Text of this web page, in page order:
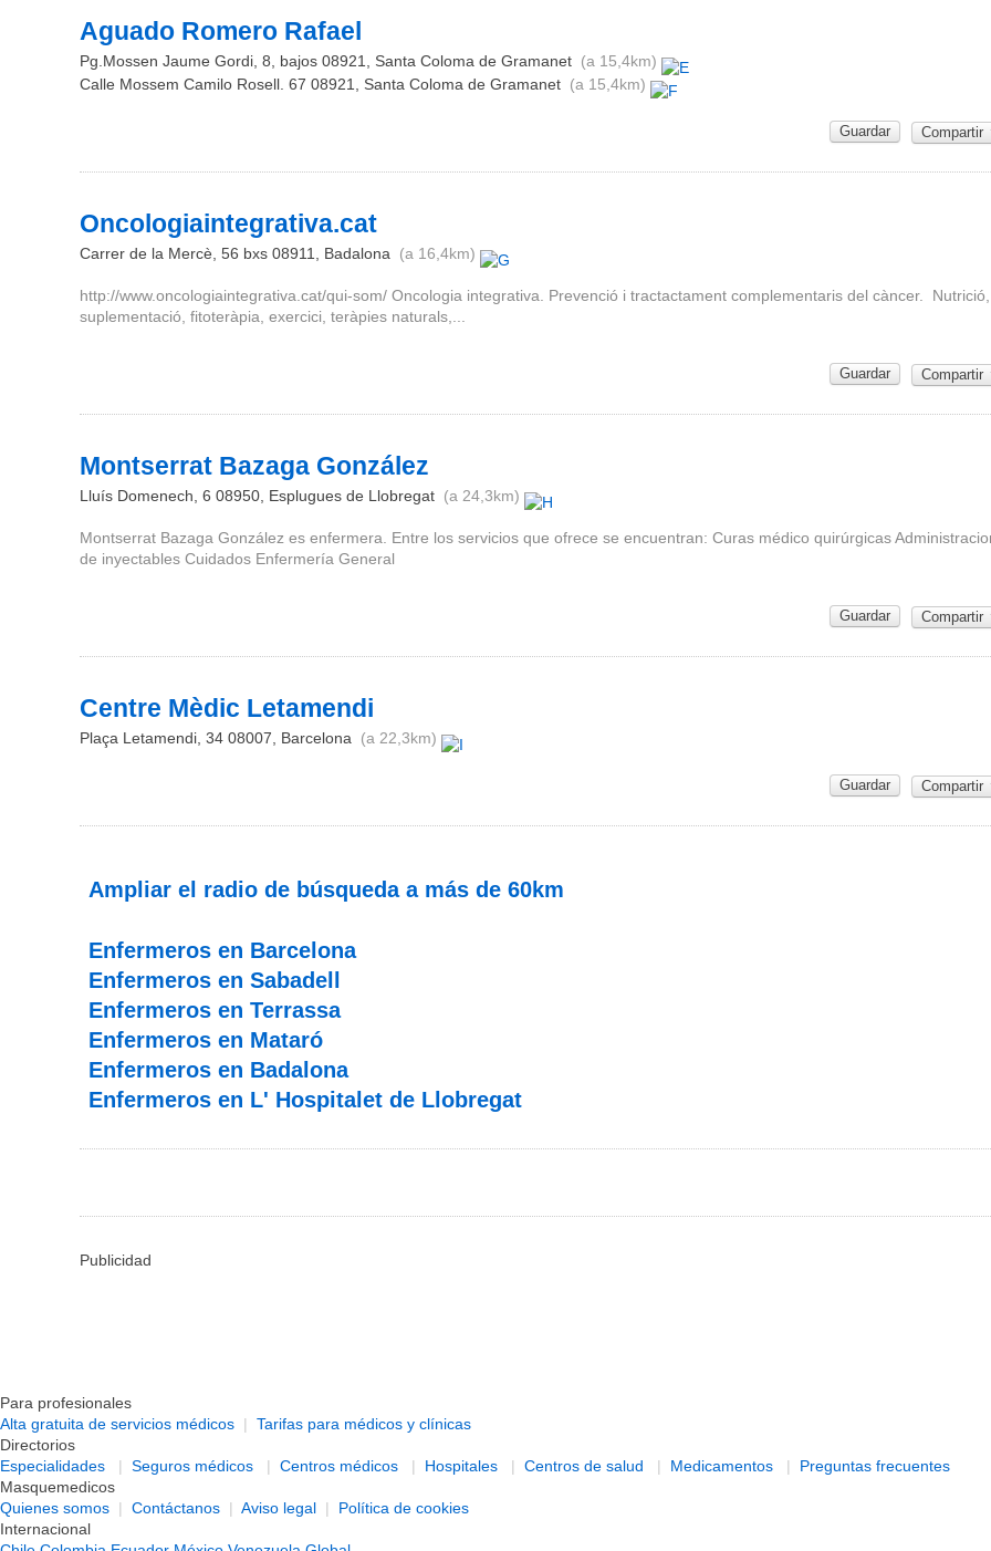
Aguado Romero Rafael
Pg.Mossen Jaume Gordi, 8, bajos 08921 Santa Coloma de Gramanet (a 15,4km)
Calle Mossem Camilo Rosell. 67 08921 Santa Coloma de Gramanet (a 15,4km)
Guardar Compartir
Oncologiaintegrativa.cat
Carrer de la Mercè, 56 bxs 08911 Badalona (a 16,4km)
http://www.oncologiaintegrativa.cat/qui-som/ Oncologia integrativa. Prevenció i tractactament complementaris del càncer. Nutrició,
suplementació, fitoteràpia, exercici, teràpies naturals,...
Guardar Compartir
Montserrat Bazaga González
Lluís Domenech, 6 08950 Esplugues de Llobregat (a 24,3km)
Montserrat Bazaga González es enfermera. Entre los servicios que ofrece se encuentran: Curas médico quirúrgicas
de inyectables Cuidados Enfermería General
Guardar Compartir
Centre Mèdic Letamendi
Plaça Letamendi, 34 08007 Barcelona (a 22,3km)
Guardar Compartir
Ampliar el radio de búsqueda a más de 60km
Enfermeros en Barcelona
Enfermeros en Sabadell
Enfermeros en Terrassa
Enfermeros en Mataró
Enfermeros en Badalona
Enfermeros en L' Hospitalet de Llobregat
Publicidad
Para profesionales
Alta gratuita de servicios médicos |
Tarifas para médicos y clínicas
Directorios
Especialidades
| Seguros médicos | Centros médicos | Hospitales | Centros de salud | Medicamentos |
Preguntas frecuentes
Masquemedicos
Quienes somos | Contáctanos | Aviso legal |
Política de cookies
Internacional